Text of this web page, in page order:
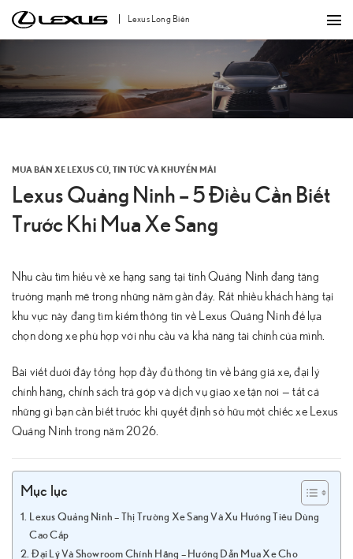
qua
dung
Lexus Long Biên
MUA BÁN XE LEXUS CŨ TIN TỨC VÀ KHUYẾN MÃI
Lexus Quảng Ninh – 5 Điều Cần Biết
Trước Khi Mua Xe Sang
Nhu cầu tìm hiểu về xe hạng sang tại tỉnh Quảng Ninh đang tăng
trưởng mạnh mẽ trong những năm gần đây. Rất nhiều khách hàng tại
khu vực này đang tìm kiếm thông tin về Lexus Quảng Ninh để lựa
chọn dòng xe phù hợp với nhu cầu và khả năng tài chính của mình.
Bài viết dưới đây tổng hợp đầy đủ thông tin về bảng giá xe, đại lý
chính hãng, chính sách trả góp và dịch vụ giao xe tận nơi — tất cả
những gì bạn cần biết trước khi quyết định sở hữu một chiếc xe Lexus
Quảng Ninh trong năm 2026.
Mục lục
Lexus Quảng Ninh – Thị Trường Xe Sang Và Xu Hướng Tiêu Dùng
Cao Cấp
Đại Lý Và Showroom Chính Hãng – Hướng Dẫn Mua Xe Cho